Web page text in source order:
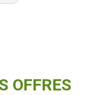
OFFRES